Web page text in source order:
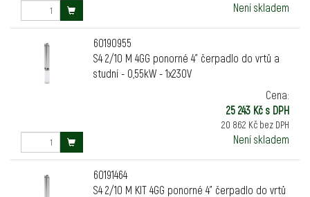
Není skladem
60190955
S4 2/10 M 4GG ponorné 4" čerpadlo do vrtů a
studní - 0,55kW - 1x230V
Cena:
25 243 Kč s DPH
20 862 Kč bez DPH
Není skladem
60191464
S4 2/10 M KIT 4GG ponorné 4" čerpadlo do vrtů